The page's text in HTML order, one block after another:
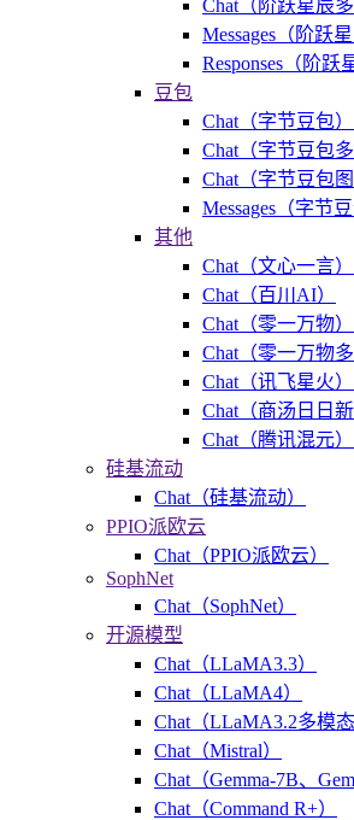
Chat（阶跃星辰多
Messages（阶跃星
Responses（阶跃
豆包
Chat（字节豆包）
Chat（字节豆包多
Chat（字节豆包图
Messages（字节豆
其他
Chat（文心一言）
Chat（百川AI）
Chat（零一万物）
Chat（零一万物多
Chat（讯飞星火）
Chat（商汤日日新
Chat（腾讯混元）
硅基流动
Chat（硅基流动）
PPIO派欧云
Chat（PPIO派欧云）
SophNet
Chat（SophNet）
开源模型
Chat（LLaMA3.3）
Chat（LLaMA4）
Chat（LLaMA3.2多模态
Chat（Mistral）
Chat（Gemma-7B、
Chat（Command R+）